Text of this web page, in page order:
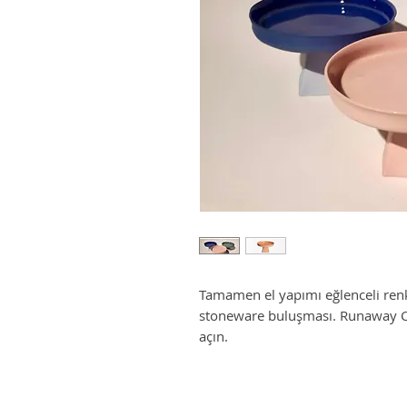
Tamamen el yapımı eğlenceli
stoneware buluşması. Runaway
açın.